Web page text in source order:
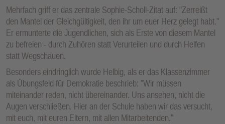
Mehrfach griff er das zentrale Sophie-Scholl-Zitat auf: "Zerreißt
den Mantel der Gleichgültigkeit, den ihr um euer Herz gelegt habt."
Er ermunterte die Jugendlichen, sich als Erste von diesem Mantel
zu befreien - durch Zuhören statt Verurteilen und durch Helfen
statt Wegschauen.
Besonders eindringlich wurde Helbig, als er das Klassenzimmer
als Übungsfeld für Demokratie beschrieb: "Wir müssen
miteinander reden, nicht übereinander. Uns ansehen, nicht die
Augen verschließen. Hier an der Schule haben wir das versucht,
mit euch, mit euren Eltern, mit allen Mitarbeitenden."